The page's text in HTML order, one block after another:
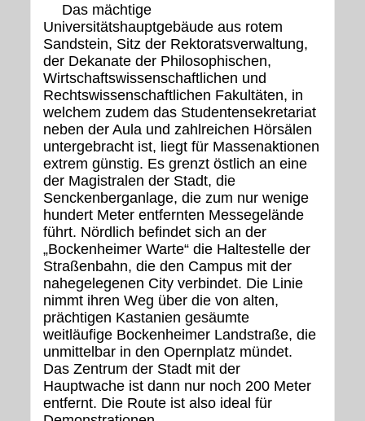
Das mächtige
Universitätshauptgebäude aus rotem
Sandstein, Sitz der Rektoratsverwaltung,
der Dekanate der Philosophischen,
Wirtschaftswissenschaftlichen und
Rechtswissenschaftlichen Fakultäten, in
welchem zudem das Studentensekretariat
neben der Aula und zahlreichen Hörsälen
untergebracht ist, liegt für Massenaktionen
extrem günstig. Es grenzt östlich an eine
der Magistralen der Stadt, die
Senckenberganlage, die zum nur wenige
hundert Meter entfernten Messegelände
führt. Nördlich befindet sich an der
„Bockenheimer Warte“ die Haltestelle der
Straßenbahn, die den Campus mit der
nahegelegenen City verbindet. Die Linie
nimmt ihren Weg über die von alten,
prächtigen Kastanien gesäumte
weitläufige Bockenheimer Landstraße, die
unmittelbar in den Opernplatz mündet.
Das Zentrum der Stadt mit der
Hauptwache ist dann nur noch 200 Meter
entfernt. Die Route ist also ideal für